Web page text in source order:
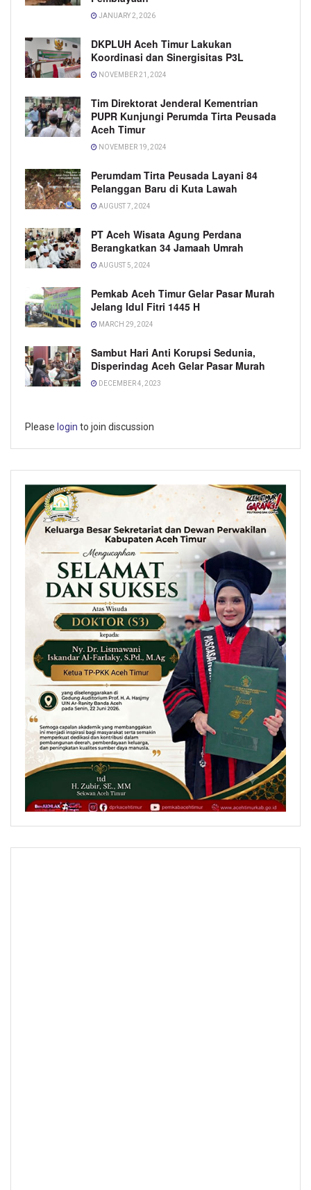
JANUARY 2, 2026
DKPLUH Aceh Timur Lakukan
Koordinasi dan Sinergisitas P3L
NOVEMBER 21, 2024
Tim Direktorat Jenderal Kementrian
PUPR Kunjungi Perumda Tirta Peusada
Aceh Timur
NOVEMBER 19, 2024
Perumdam Tirta Peusada Layani 84
Pelanggan Baru di Kuta Lawah
AUGUST 7, 2024
PT Aceh Wisata Agung Perdana
Berangkatkan 34 Jamaah Umrah
AUGUST 5, 2024
Pemkab Aceh Timur Gelar Pasar Murah
Jelang Idul Fitri 1445 H
MARCH 29, 2024
Sambut Hari Anti Korupsi Sedunia,
Disperindag Aceh Gelar Pasar Murah
DECEMBER 4, 2023
Please login to join discussion